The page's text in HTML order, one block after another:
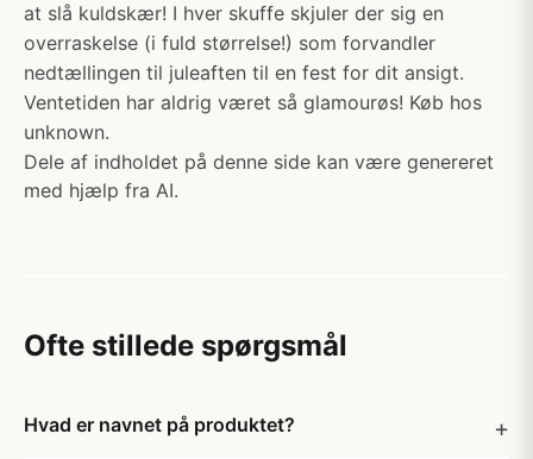
at slå kuldskær! I hver skuffe skjuler der sig en
overraskelse (i fuld størrelse!) som forvandler
nedtællingen til juleaften til en fest for dit ansigt.
Ventetiden har aldrig været så glamourøs! Køb hos
unknown.
Dele af indholdet på denne side kan være genereret
med hjælp fra AI.
Ofte stillede spørgsmål
Hvad er navnet på produktet?